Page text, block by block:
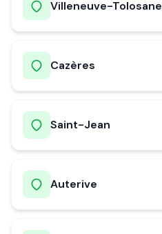
Villeneuve-Tolosane
Cazères
Saint-Jean
Auterive